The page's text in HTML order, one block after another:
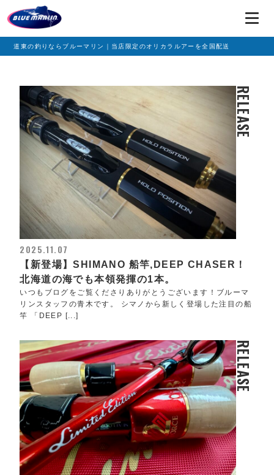
道東の釣りならブルーマリン｜当店限定のオリカラルアーを全国配送
RELEASE
2025.11.07
【新登場】SHIMANO 船竿,DEEP CHASER！
北海道の海でも本領発揮の1本。
いつもブログをご覧くださりありがとうございます！ブルーマ
リンスタッフの青木です。 シマノから新しく登場した注目の船
竿 「DEEP [...]
RELEASE